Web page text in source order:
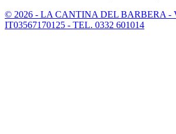
© 2026 - LA CANTINA DEL BARBERA -
IT03567170125 - TEL. 0332 601014